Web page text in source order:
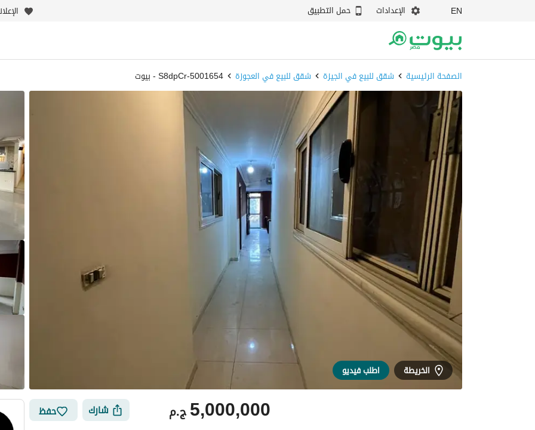
EN الإعدادات حمل التطبيق
الصفحة الرئيسية شقق للبيع في الجيزة شقق للبيع في العجوزة 5001654-S8dpCr - بيوت
الخريطة اطلب فيديو
ج.م5,000,000 شارك حفظ